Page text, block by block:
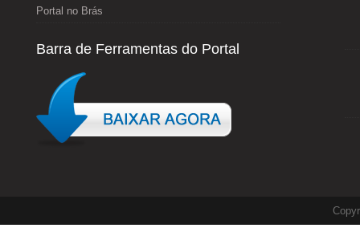
Portal no Brás
Barra de Ferramentas do Portal